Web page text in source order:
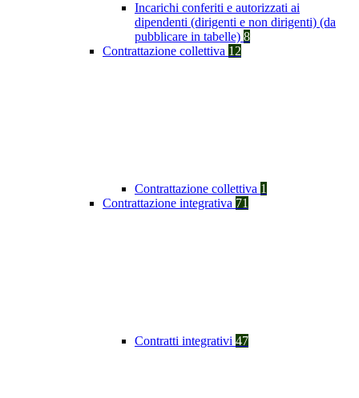
Incarichi conferiti e autorizzati ai
dipendenti (dirigenti e non dirigenti) (da
pubblicare in tabelle) 8
Contrattazione collettiva 12
Contrattazione collettiva 1
Contrattazione integrativa 71
Contratti integrativi 47